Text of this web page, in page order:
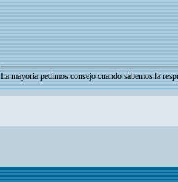
La mayoria pedimos consejo cuando sabemos la